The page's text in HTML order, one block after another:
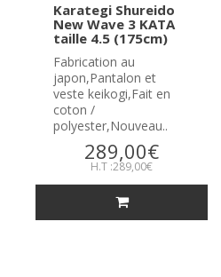
Karategi Shureido
New Wave 3 KATA
taille 4.5 (175cm)
Fabrication au
japon,Pantalon et
veste keikogi,Fait en
coton /
polyester,Nouveau..
289,00€
H.T :289,00€